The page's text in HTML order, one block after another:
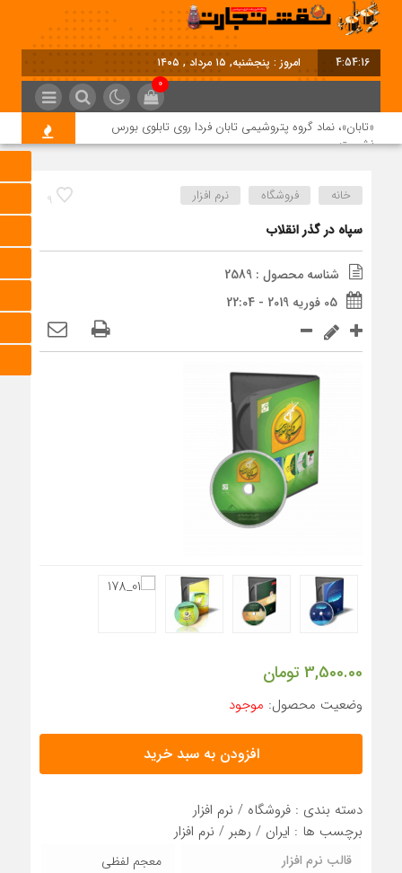
4:54:16 امروز : پنجشنبه, ۱۵ مرداد , ۱۴۰۵
0
«تابان»، نماد گروه پتروشیمی تابان فردا روی تابلوی بورس
نشست
بررسی MG ZS هیبرید و جایگاه آن در بازار خودروهای وارداتی
نقشه راه هفتمین نمایشگاه و کنفرانس بین‌المللی شهر هوشمند،
مسکن، شهرسازی و بازآفرینی شهری ترسیم شد
برگزاری دهمین نمایشگاه حمل‌ونقل و لجستیک همزمان با روز
ترکیه و عراق قرارداد خط لوله انتقال نفت را امضا کردند
«سی‌ان‌جی» کلید امنیت معیشتی خانوارها
جزئیات تازه از اصلاح قیمت بنزین
تولید نفت اعضای اوپک پلاس روی کاغذ افزایش یافت
9 خانه فروشگاه نرم افزار
سپاه در گذر انقلاب
شناسه محصول : 2589
05 فوریه 2019 - 22:04
3,500.00 تومان
وضعیت محصول: موجود
افزودن به سبد خرید
دسته بندی : فروشگاه / نرم افزار
برچسب ها : ایران / رهبر / نرم افزار
قالب نرم افزار معجم لفظي